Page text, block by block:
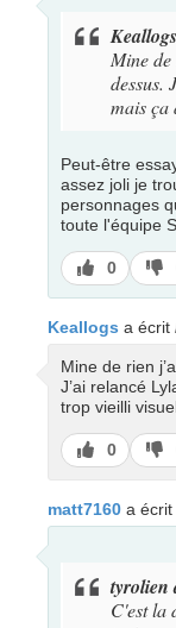
Mine
dessus.
mais ça
Peut-être
assez joli je
personnages
toute l'équipe
J’aime
0
Keallogs a écrit
Mine de rien
J’ai relancé
trop vieilli
J’aime
0
matt7160 a écrit
tyrolien
C'est la